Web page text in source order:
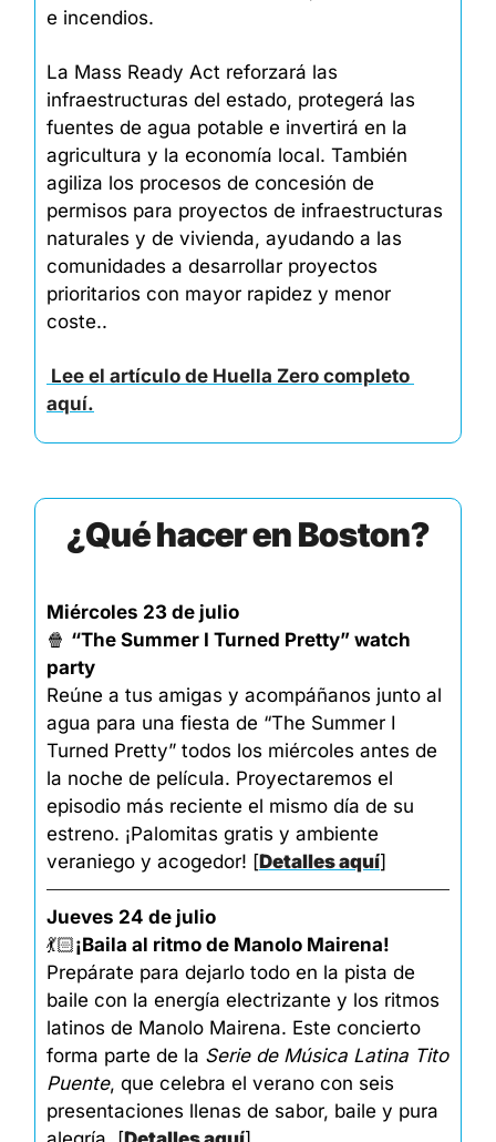
e incendios.
La Mass Ready Act reforzará las
infraestructuras del estado, protegerá las
fuentes de agua potable e invertirá en la
agricultura y la economía local. También
agiliza los procesos de concesión de
permisos para proyectos de infraestructuras
naturales y de vivienda, ayudando a las
comunidades a desarrollar proyectos
prioritarios con mayor rapidez y menor
coste..
aquí.
¿Qué hacer en Boston?
Miércoles 23 de julio
🍿 “The Summer I Turned Pretty” watch
party
Reúne a tus amigas y acompáñanos junto al
agua para una fiesta de “The Summer I
Turned Pretty” todos los miércoles antes de
la noche de película. Proyectaremos el
episodio más reciente el mismo día de su
estreno. ¡Palomitas gratis y ambiente
veraniego y acogedor! [Detalles aquí]
Jueves 24 de julio
💃🏻¡Baila al ritmo de Manolo Mairena!
Prepárate para dejarlo todo en la pista de
baile con la energía electrizante y los ritmos
latinos de Manolo Mairena. Este concierto
forma parte de la Serie de Música Latina Tito
Puente, que celebra el verano con seis
presentaciones llenas de sabor, baile y pura